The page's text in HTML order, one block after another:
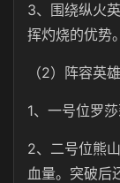
3、围绕纵火
挥灼烧的优势。
（2）阵容英雄
1、一号位罗
2、二号位熊
血量。突破后